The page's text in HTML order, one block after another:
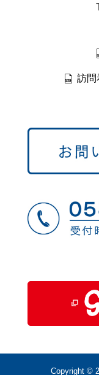
訪問
Copyright ©